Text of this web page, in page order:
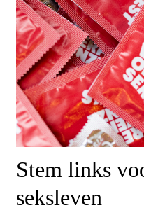
Stem links
seksleven